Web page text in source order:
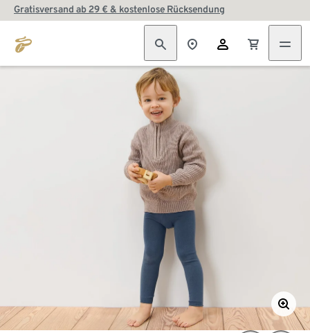
Gratisversand ab 29 € & kostenlose Rücksendung